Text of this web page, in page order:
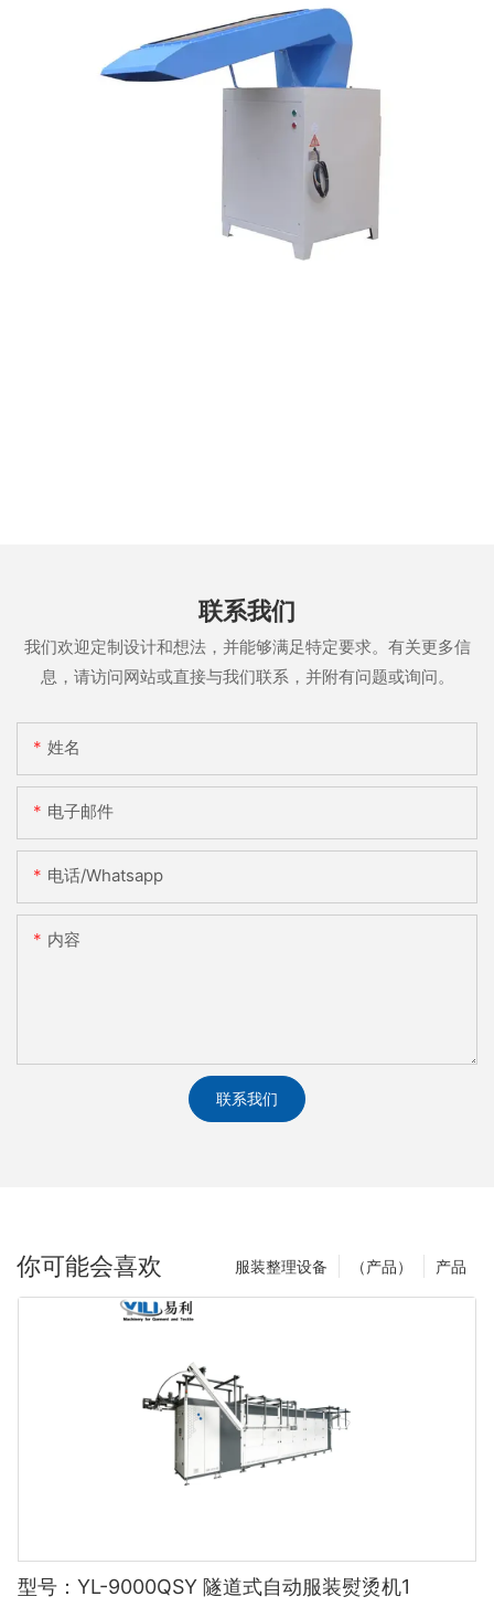
联系我们
我们欢迎定制设计和想法，并能够满足特定要求。有关更多信
息，请访问网站或直接与我们联系，并附有问题或询问。
姓名
电子邮件
电话/whatsapp
内容
联系我们
你可能会喜欢 产品
（产品）
服装整理设备
型号：YL-9000QSY 隧道式自动服装熨烫机1